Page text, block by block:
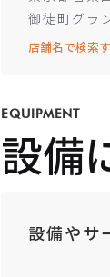
御徒町グラ
店舗名で検索
EQUIPMENT
設備
設備やサ